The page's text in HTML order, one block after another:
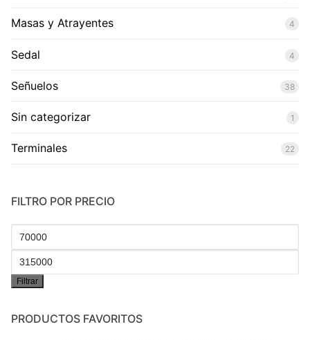
Masas y Atrayentes 4
Sedal 4
Señuelos 38
Sin categorizar 1
Terminales 22
FILTRO POR PRECIO
Precio
mínimo
Precio
máximo
Filtrar
PRODUCTOS FAVORITOS